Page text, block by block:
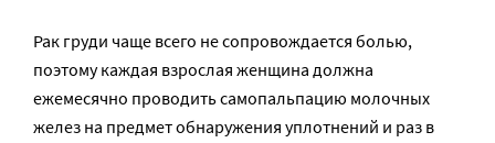
Рак груди чаще всего не сопровождается болью,
поэтому каждая взрослая женщина должна
ежемесячно проводить самопальпацию молочных
желез на предмет обнаружения уплотнений и раз в